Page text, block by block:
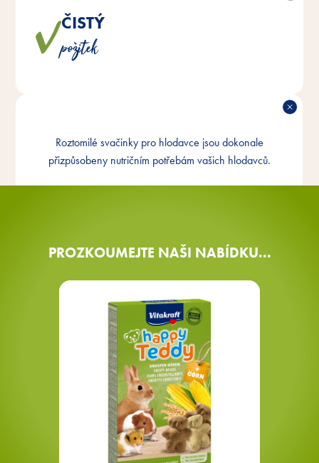
ČISTÝ
požitek
happy Teddy jsou přirozeně vyrobeny bez
IDEÁLNĚ
přizpůsobené
Roztomilé svačinky pro hlodavce jsou dokonale
přizpůsobeny nutričním potřebám vašich hlodavců.
PROZKOUMEJTE NAŠI NABÍDKU...